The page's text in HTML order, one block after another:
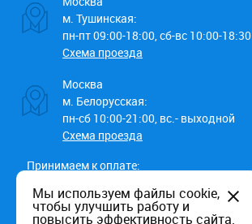
м. Тушинская:
пн-пт 09:00-18:00, сб-вс 10:00-18:30
Схема проезда
Москва
м. Белорусская:
пн-сб 10:00-21:00, вс.- выходной
Схема проезда
Принимаем к оплате:
Мы используем файлы cookie,
чтобы улучшить работу и
повысить эффективность сайта.